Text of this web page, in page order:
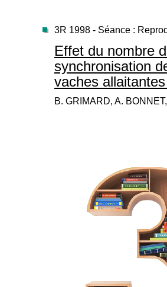
3R 1998 - Séance :
Effet du nombre
synchronisation
vaches
B. GRIMARD, A.